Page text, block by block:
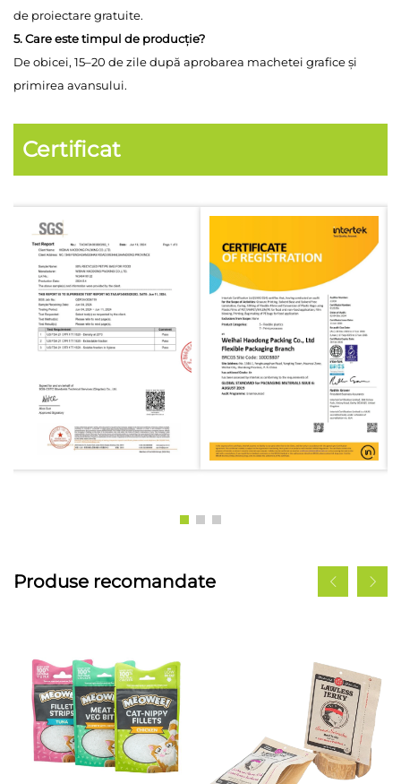
de proiectare gratuite.
5. Care este timpul de producție?
De obicei, 15–20 de zile după aprobarea machetei grafice și
primirea avansului.
Certificat
Produse recomandate